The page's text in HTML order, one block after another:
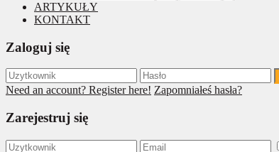
ARTYKUŁY
KONTAKT
Zaloguj się
Need an account? Register here! Zapomniałeś hasła?
Zarejestruj się